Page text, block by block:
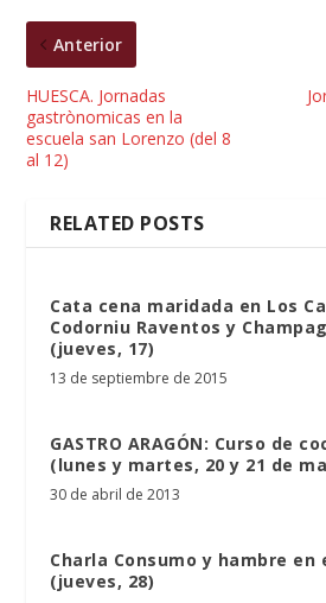
Anterior
HUESCA. Jornadas
gastrònomicas en la
escuela san Lorenzo (del 8
al 12)
RELATED POSTS
Cata cena maridada en Los
Codorniu Raventos y
(jueves, 17)
13 de septiembre de 2015
GASTRO ARAGÓN: Curso de
(lunes y martes, 20 y 21 de
30 de abril de 2013
Charla Consumo y hambre en
(jueves, 28)